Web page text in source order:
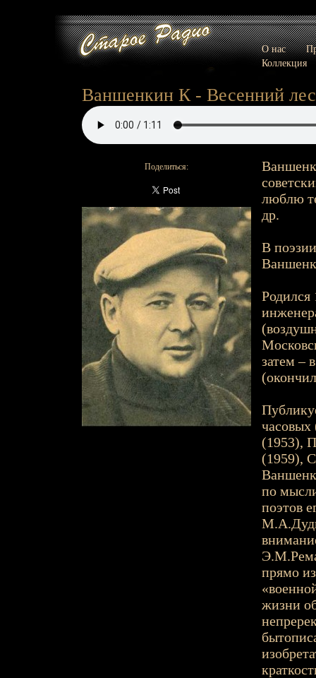
О нас
Коллекция
Ваншенкин К - Весенний
Поделиться:
люблю
др.
В
Родился
затем –
часовых
(1953),
(1959),
по
поэтов
прямо
жизни